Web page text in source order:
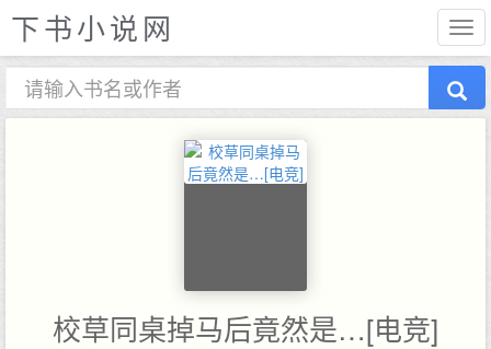
下书小说网
校草同桌掉马后竟然是…[电竞]